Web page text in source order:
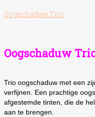
Oogschaduw Trio
Oogschaduw
Trio oogschaduw met een
verfijnen. Een prachtige
afgestemde tinten, die de
aan te brengen.